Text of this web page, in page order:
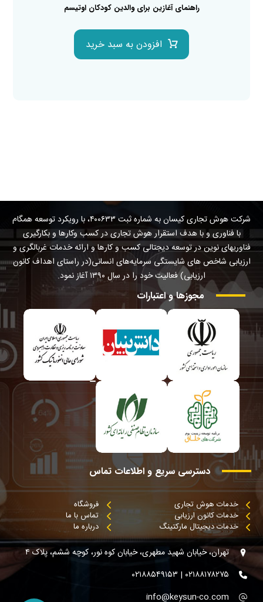
راهنمای آغازین برای والدین کودکان اوتیسم
افزودن به سبد خرید
شرکت هوش تجاری کیسان به شماره ثبت ۴۰۰۶۳۳، با رویکرد توسعه همگام
با فناوری و با هدف استقرار هوش تجاری در کسب وکارها و بکارگیری
فناوریهای نوین در توسعه دیجتالی کسب و کارها و ارائه خدمات غربالگری و
ارزیابی شاخص های شایستگی سرمایه‌های انسانی(در راستای اهداف کانون
ارزیابی) فعالیت خود را در سال ۱۳۹۰ آغاز نمود.
مجوزها و اعتبارات
دسترسی سریع و اطلاعات تماس
خدمات هوش تجاری
خدمات کانون ارزیابی
خدمات دیجیتال مارکتینگ
فروشگاه
تماس با ما
درباره ما
تهران، خیابان شهید مطهری، خیابان کوه نور، کوچه ششم، پلاک ۴
۰۲۱۸۸۱۷۸۲۷۵ | ۰۲۱۸۸۵۴۹۱۵۳
info@keysun-co.com